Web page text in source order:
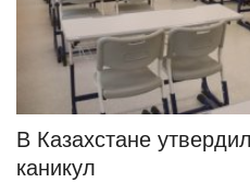
В Казахстане
каникул